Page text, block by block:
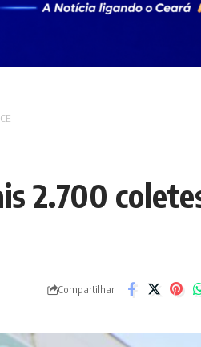
2.700
Compartilhar